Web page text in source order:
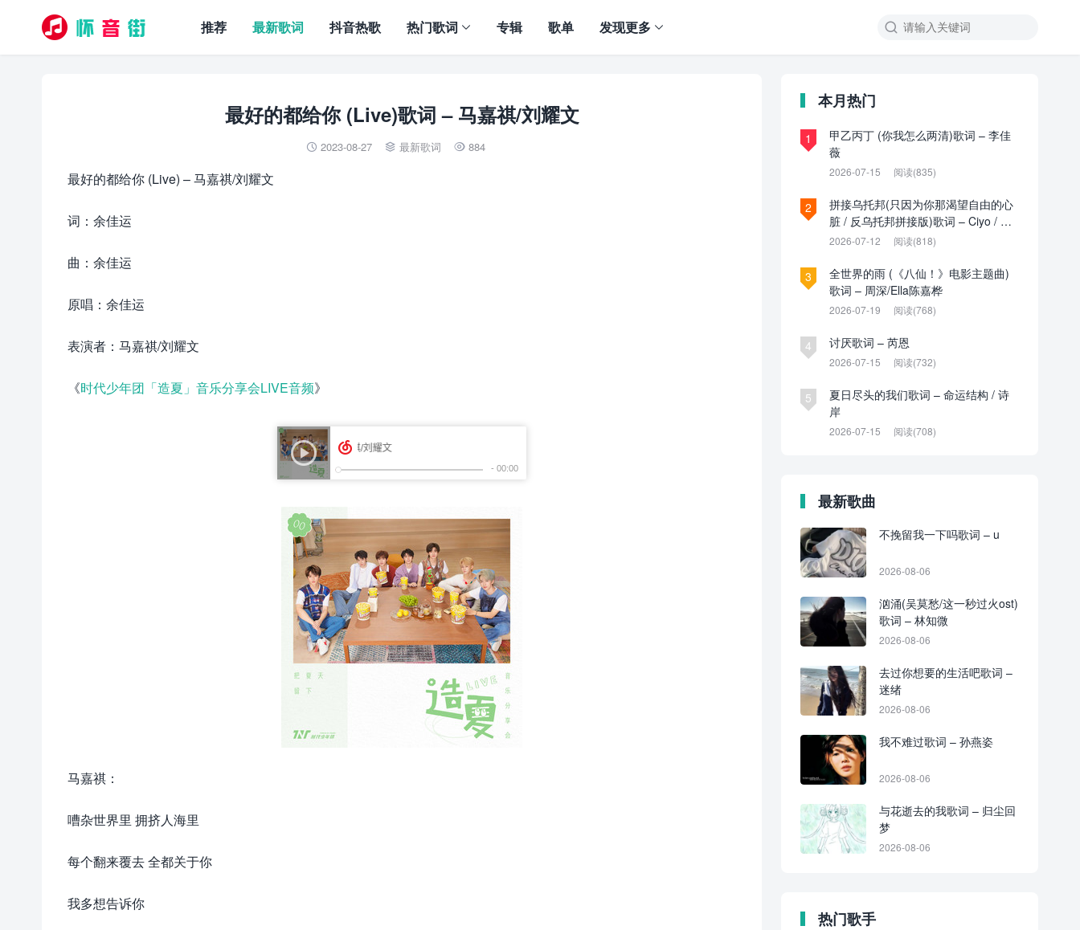

推荐 最新歌词 抖音热歌 热门歌词 专辑 歌单 发现更多
最好的都给你 (Live)歌词 – 马嘉祺/刘耀文
 2023-08-27  最新歌词  884
最好的都给你 (Live) – 马嘉祺/刘耀文
词：余佳运
曲：余佳运
原唱：余佳运
表演者：马嘉祺/刘耀文
《时代少年团「造夏」音乐分享会LIVE音频》
马嘉祺：
嘈杂世界里 拥挤人海里
每个翻来覆去 全都关于你
我多想告诉你
本月热门
1
甲乙丙丁 (你我怎么两清)歌词 – 李佳
薇
2026-07-15 阅读(835)
2
拼接乌托邦(只因为你那渴望自由的心
脏 / 反乌托邦拼接版)歌词 – Ciyo / 见
过夏天P / 乌托邦P
2026-07-12 阅读(818)
3
全世界的雨 (《八仙！》电影主题曲)
歌词 – 周深/Ella陈嘉桦
2026-07-19 阅读(768)
4 讨厌歌词 – 芮恩
2026-07-15 阅读(732)
5
夏日尽头的我们歌词 – 命运结构 / 诗
岸
2026-07-15 阅读(708)
最新歌曲
不挽留我一下吗歌词 – u
2026-08-06
汹涌(吴莫愁/这一秒过火ost)
歌词 – 林知微
2026-08-06
去过你想要的生活吧歌词 –
迷绪
2026-08-06
我不难过歌词 – 孙燕姿
2026-08-06
与花逝去的我歌词 – 归尘回
梦
2026-08-06
热门歌手